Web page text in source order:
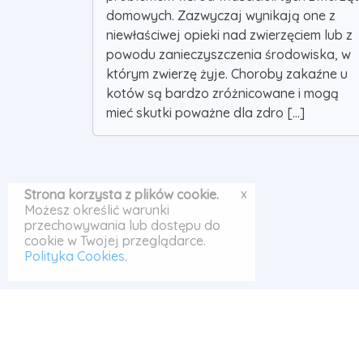
domowych. Zazwyczaj wynikają one z
niewłaściwej opieki nad zwierzęciem lub z
powodu zanieczyszczenia środowiska, w
którym zwierzę żyje. Choroby zakaźne u
kotów są bardzo zróżnicowane i mogą
mieć skutki poważne dla zdro [...]
Strona korzysta z plików cookie.
Możesz określić warunki
przechowywania lub dostępu do
cookie w Twojej przeglądarce.
Polityka Cookies.
x